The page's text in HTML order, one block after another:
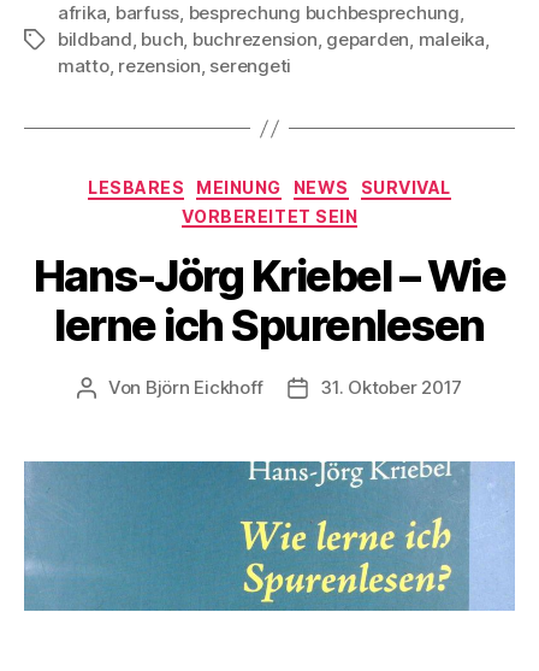
Schlagwörter
afrika, barfuss, besprechung buchbesprechung,
bildband, buch, buchrezension, geparden, maleika,
matto, rezension, serengeti
Kategorien
LESBARES MEINUNG NEWS
SURVIVAL
VORBEREITET SEIN
Hans-Jörg Kriebel – Wie
lerne ich Spurenlesen
Beitragsautor
Von Björn Eickhoff Veröffentlichungsdatum
31. Oktober 2017